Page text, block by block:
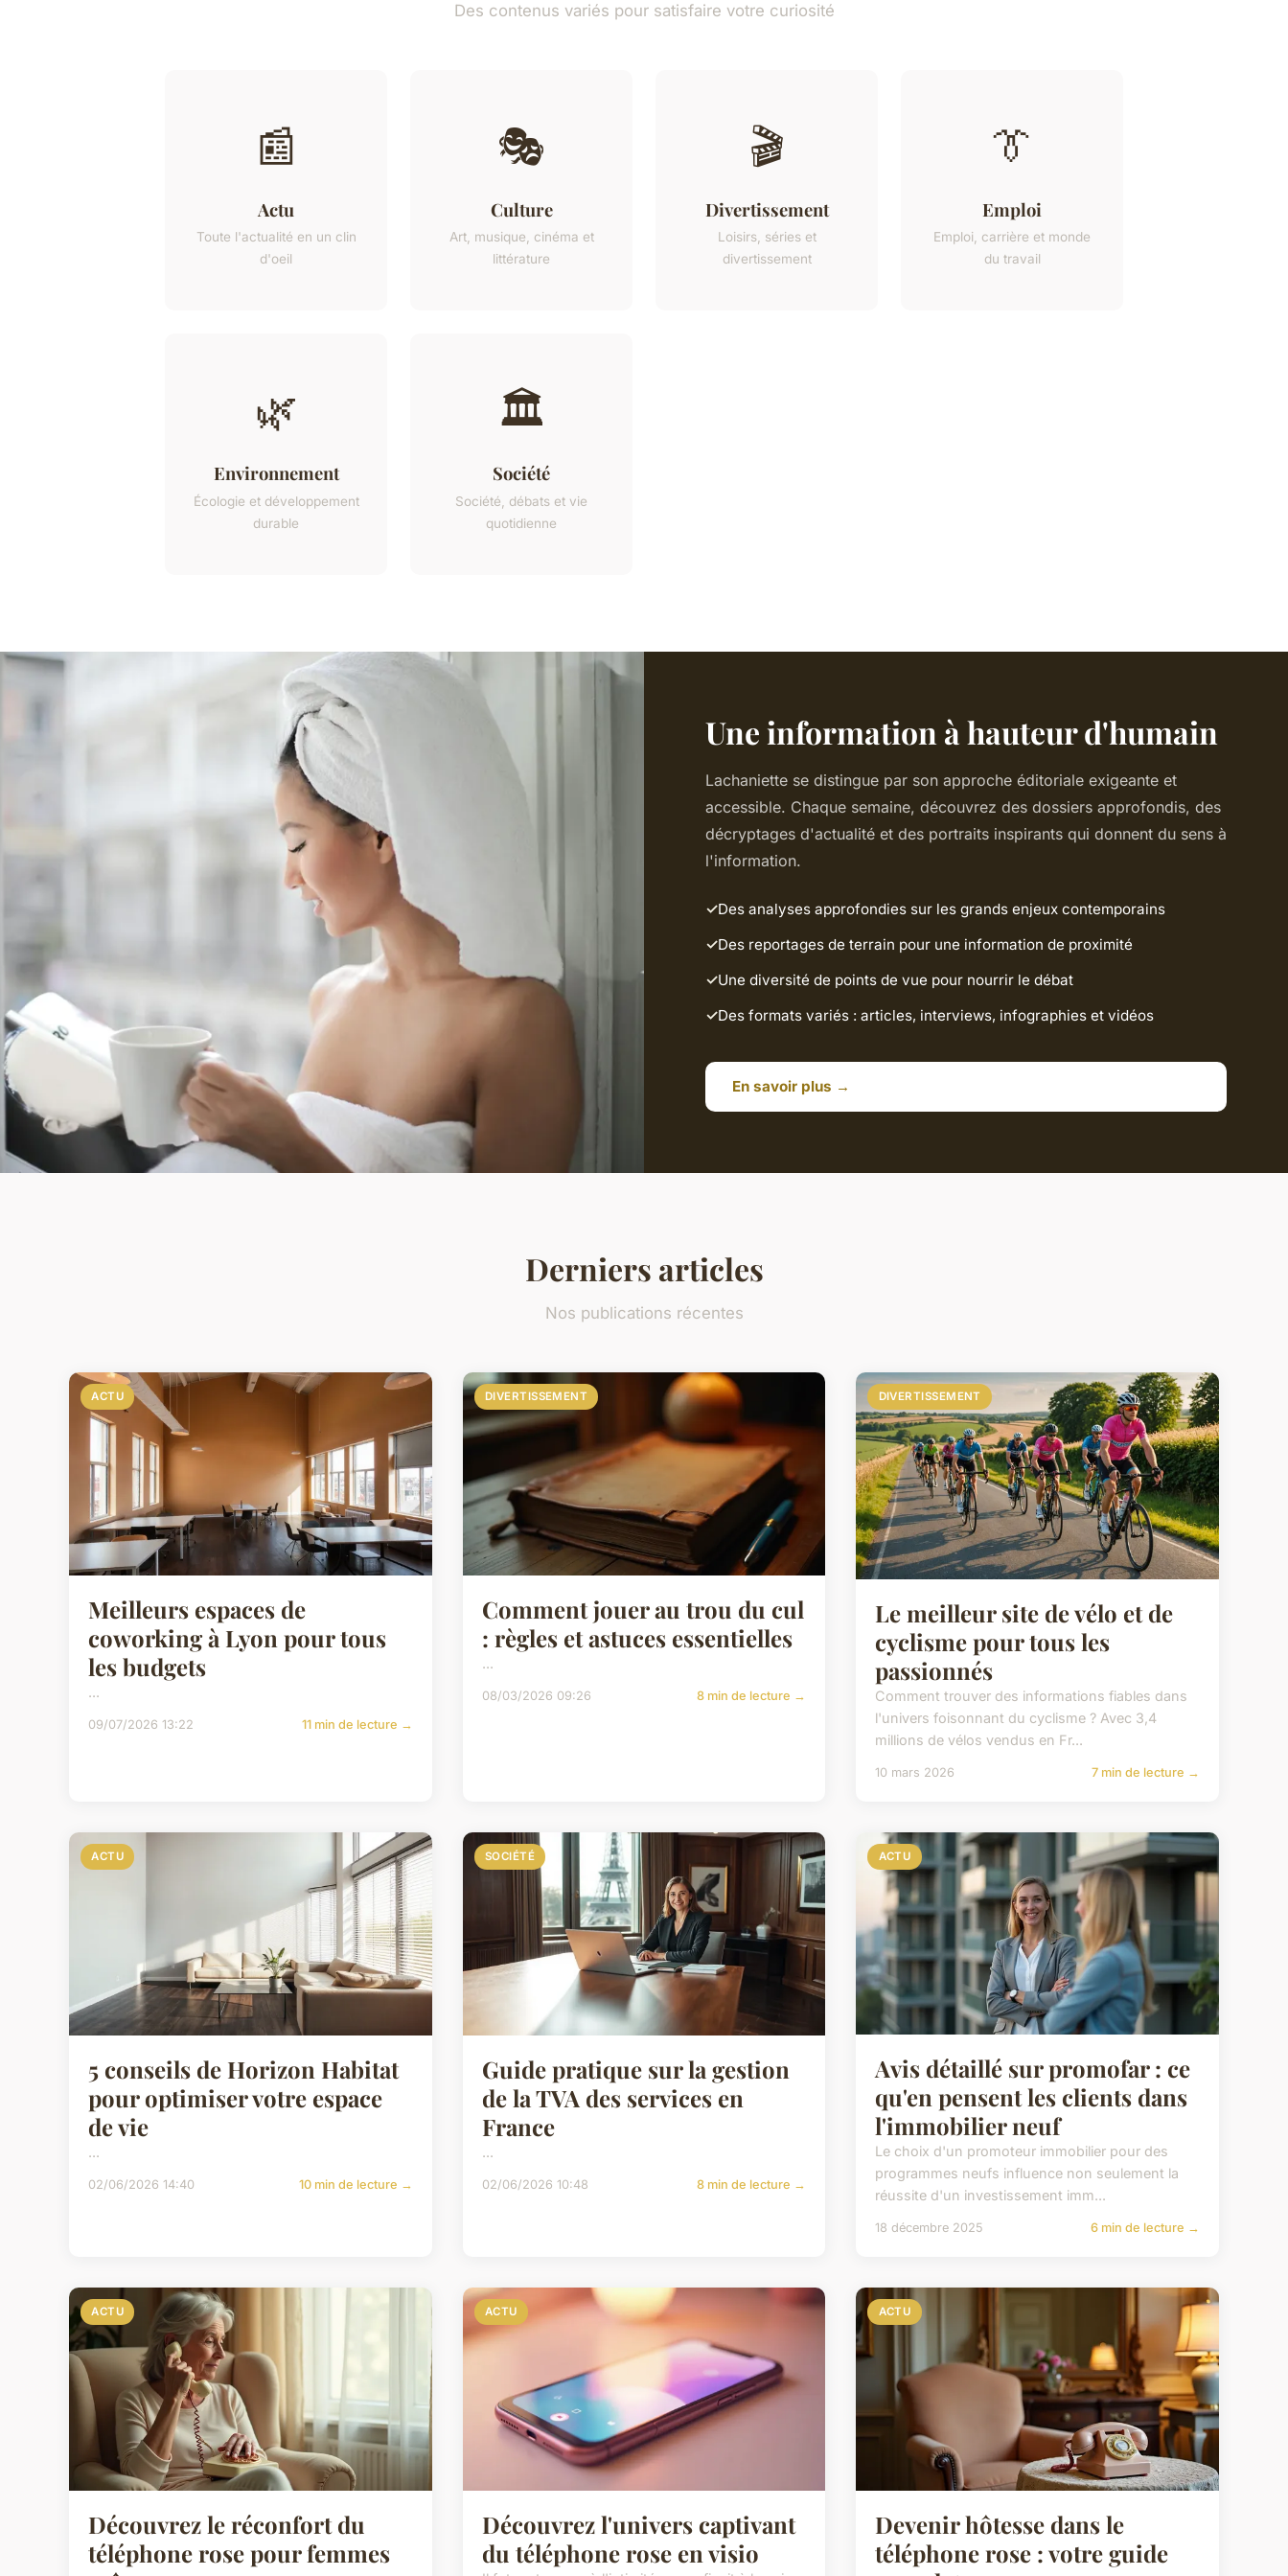
Des contenus variés pour satisfaire votre curiosité
📰
Actu
Toute l'actualité en un clin
d'oeil
🎭
Culture
Art, musique, cinéma et
littérature
🎬
Divertissement
Loisirs, séries et
divertissement
👔
Emploi
Emploi, carrière et monde
du travail
🌿
Environnement
Écologie et développement
durable
🏛️
Société
Société, débats et vie
quotidienne
Une information à hauteur d'humain
Lachaniette se distingue par son approche éditoriale exigeante et
accessible. Chaque semaine, découvrez des dossiers approfondis, des
décryptages d'actualité et des portraits inspirants qui donnent du sens à
l'information.
Des analyses approfondies sur les grands enjeux contemporains
Des reportages de terrain pour une information de proximité
Une diversité de points de vue pour nourrir le débat
Des formats variés : articles, interviews, infographies et vidéos
En savoir plus →
Derniers articles
Nos publications récentes
ACTU
Meilleurs espaces de
coworking à Lyon pour tous
les budgets
...
09/07/2026 13:22 11 min de lecture →
DIVERTISSEMENT
Comment jouer au trou du cul
: règles et astuces essentielles
...
08/03/2026 09:26 8 min de lecture →
DIVERTISSEMENT
Le meilleur site de vélo et de
cyclisme pour tous les
passionnés
Comment trouver des informations fiables dans
l'univers foisonnant du cyclisme ? Avec 3,4
millions de vélos vendus en Fr...
10 mars 2026 7 min de lecture →
ACTU
5 conseils de Horizon Habitat
pour optimiser votre espace
de vie
...
02/06/2026 14:40 10 min de lecture →
SOCIÉTÉ
Guide pratique sur la gestion
de la TVA des services en
France
...
02/06/2026 10:48 8 min de lecture →
ACTU
Avis détaillé sur promofar : ce
qu'en pensent les clients dans
l'immobilier neuf
Le choix d'un promoteur immobilier pour des
programmes neufs influence non seulement la
réussite d'un investissement imm...
18 décembre 2025 6 min de lecture →
ACTU
Découvrez le réconfort du
téléphone rose pour femmes
ACTU
Découvrez l'univers captivant
du téléphone rose en visio
ACTU
Devenir hôtesse dans le
téléphone rose : votre guide